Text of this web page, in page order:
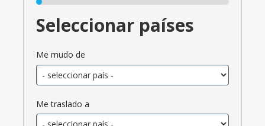
Seleccionar países
Me mudo de
Me traslado a